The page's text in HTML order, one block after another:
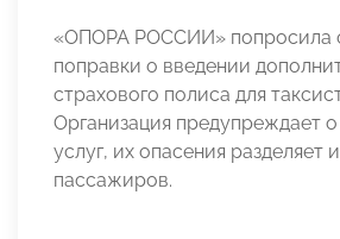
«ОПОРА РОССИИ» попросила
поправки о введении
страхового полиса для
Организация предупреждает
услуг, их опасения разделяет
пассажиров.